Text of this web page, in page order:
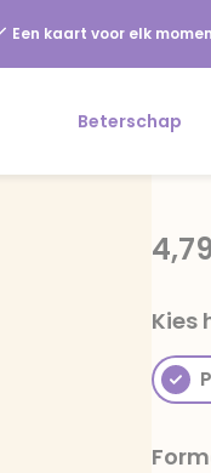
Een kaart voor elk
Beterschap
4,79
Kies